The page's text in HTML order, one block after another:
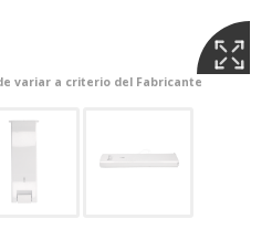
variar a criterio del Fabricante